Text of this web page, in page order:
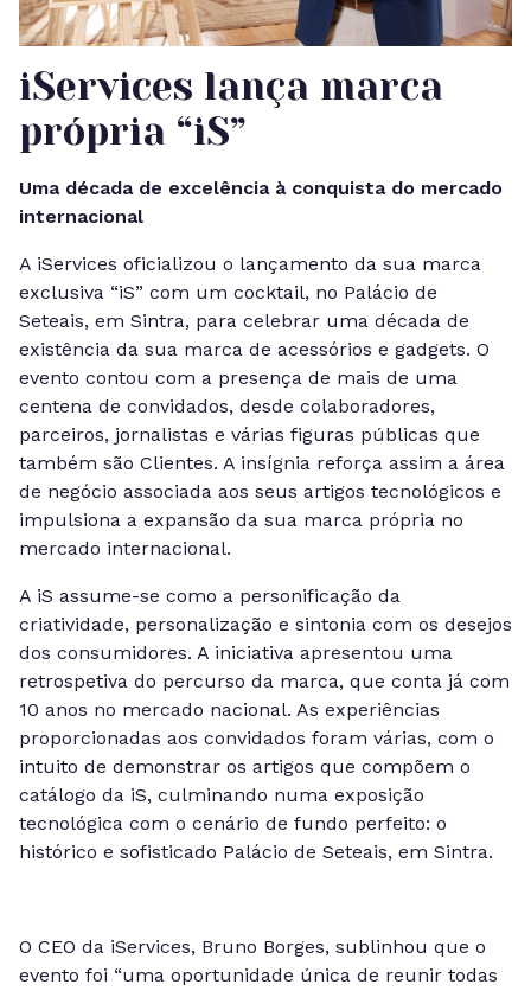
iServices lança marca
própria “iS”
Uma década de excelência à conquista do mercado
internacional
A iServices oficializou o lançamento da sua marca
exclusiva “iS” com um cocktail, no Palácio de
Seteais, em Sintra, para celebrar uma década de
existência da sua marca de acessórios e gadgets. O
evento contou com a presença de mais de uma
centena de convidados, desde colaboradores,
parceiros, jornalistas e várias figuras públicas que
também são Clientes. A insígnia reforça assim a área
de negócio associada aos seus artigos tecnológicos e
impulsiona a expansão da sua marca própria no
mercado internacional.
A iS assume-se como a personificação da
criatividade, personalização e sintonia com os desejos
dos consumidores. A iniciativa apresentou uma
retrospetiva do percurso da marca, que conta já com
10 anos no mercado nacional. As experiências
proporcionadas aos convidados foram várias, com o
intuito de demonstrar os artigos que compõem o
catálogo da iS, culminando numa exposição
tecnológica com o cenário de fundo perfeito: o
histórico e sofisticado Palácio de Seteais, em Sintra.
O CEO da iServices, Bruno Borges, sublinhou que o
evento foi “uma oportunidade única de reunir todas